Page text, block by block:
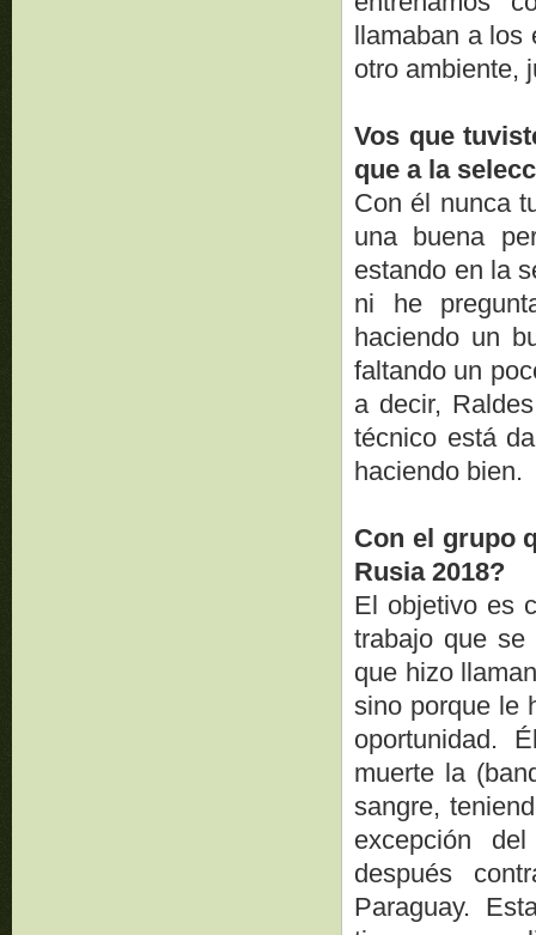
llamaban a los
otro ambiente,
Vos que
que a la
Con él nunca
una buena
estando en la
ni he
haciendo un
faltando un
a decir,
técnico está
haciendo bien.
Con el grupo
Rusia 2018?
El objetivo es
trabajo que
que hizo
sino porque le
oportunidad.
muerte la
sangre,
excepción
después
Paraguay.